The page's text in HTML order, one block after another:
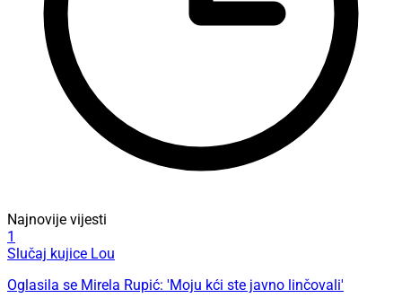
Najnovije vijesti
1
Slučaj kujice Lou
Oglasila se Mirela Rupić: 'Moju kći ste javno linčovali'